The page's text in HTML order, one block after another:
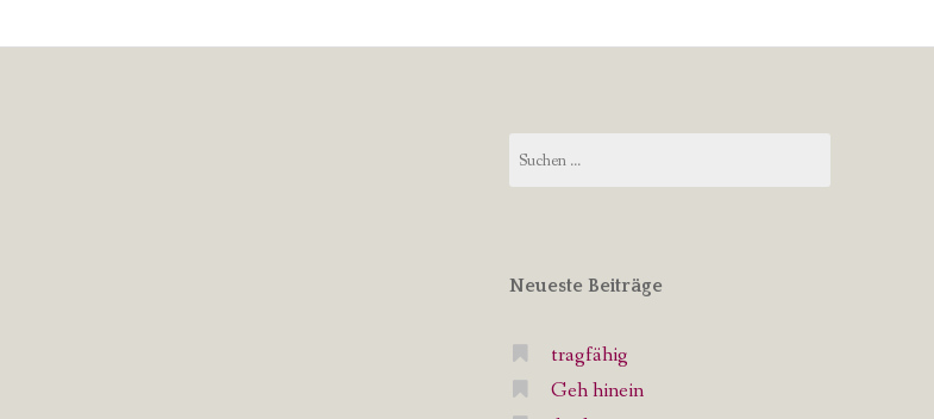
nach:
Neueste Beiträge
tragfähig
Geh hinein